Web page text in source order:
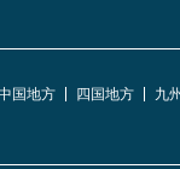
国地方 四国地方 九